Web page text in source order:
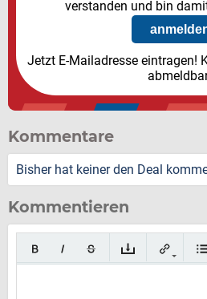
verstanden und bin
Jetzt E-Mailadresse eintragen!
Kommentare
Bisher hat keiner den Deal
Kommentieren